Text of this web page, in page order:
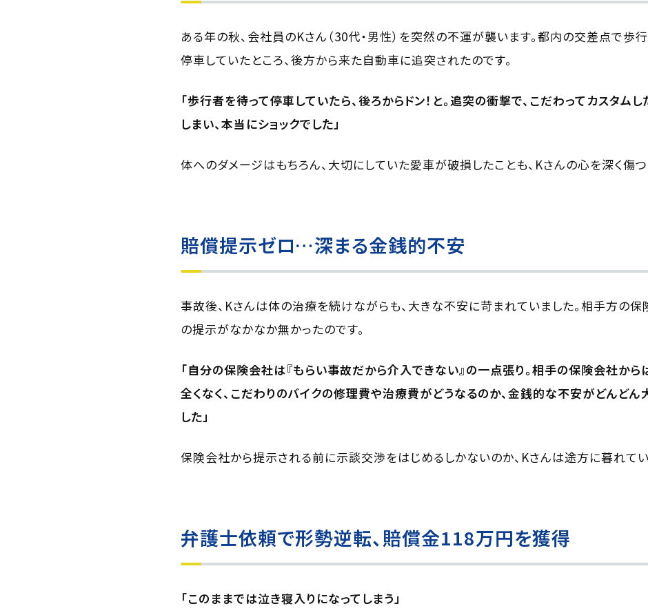
ある年の秋、会社員のKさん（30代・男性）を突然の不運が襲います。都内の交差点で歩
停車していたところ、後方から来た自動車に追突されたのです。
「歩行者を待って停車していたら、後ろからドン！と。追突の衝撃で、こだわってカスタム
しまい、本当にショックでした」
体へのダメージはもちろん、大切にしていた愛車が破損したことも、Kさんの心を深く傷つ
賠償提示ゼロ…深まる金銭的不安
事故後、Kさんは体の治療を続けながらも、大きな不安に苛まれていました。相手方の
の提示がなかなか無かったのです。
「自分の保険会社は『もらい事故だから介入できない』の一点張り。相手の保険会社か
全くなく、こだわりのバイクの修理費や治療費がどうなるのか、金銭的な不安がどんどん
した」
保険会社から提示される前に示談交渉をはじめるしかないのか、Kさんは途方に暮れてい
弁護士依頼で形勢逆転、賠償金118万円を獲得
「このままでは泣き寝入りになってしまう」